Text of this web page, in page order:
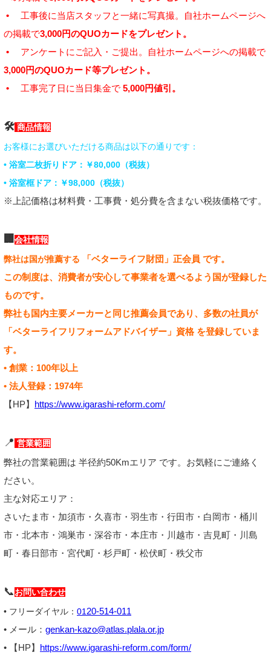
•
工事後に当店スタッフと一緒に写真撮。自社ホームページへ
の掲載で3,000円のQUOカードをプレゼント。
• アンケートにご記入・ご提出。自社ホームページへの掲載で
3,000円のQUOカード等プレゼント。
•
工事完了日に当日集金で 5,000円値引。
🛠 商品情報
お客様にお選びいただける商品は以下の通りです：
• 浴室二枚折りドア：￥80,000（税抜）
• 浴室框ドア：￥98,000（税抜）
※上記価格は材料費・工事費・処分費を含まない税抜価格です。
🏢 会社情報
弊社は国が推薦する 「ベターライフ財団」正会員 です。
この制度は、消費者が安心して事業者を選べるよう国が登録した
ものです。
弊社も国内主要メーカーと同じ推薦会員であり、多数の社員が
「ベターライフリフォームアドバイザー」資格 を登録していま
す。
• 創業：100年以上
• 法人登録：1974年
【HP】 https://www.igarashi-reform.com/
📍 営業範囲
弊社の営業範囲は 半径約50Kmエリア です。お気軽にご連絡く
ださい。
主な対応エリア：
さいたま市・加須市・久喜市・羽生市・行田市・白岡市・桶川
市・北本市・鴻巣市・深谷市・本庄市・川越市・吉見町・川島
町・春日部市・宮代町・杉戸町・松伏町・秩父市
📞お問い合わせ
• フリーダイヤル： 0120-514-011
• メール： genkan-kazo@atlas.plala.or.jp
• 【HP】 https://www.igarashi-reform.com/form/